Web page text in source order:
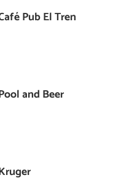
Pub El Tren
and Beer